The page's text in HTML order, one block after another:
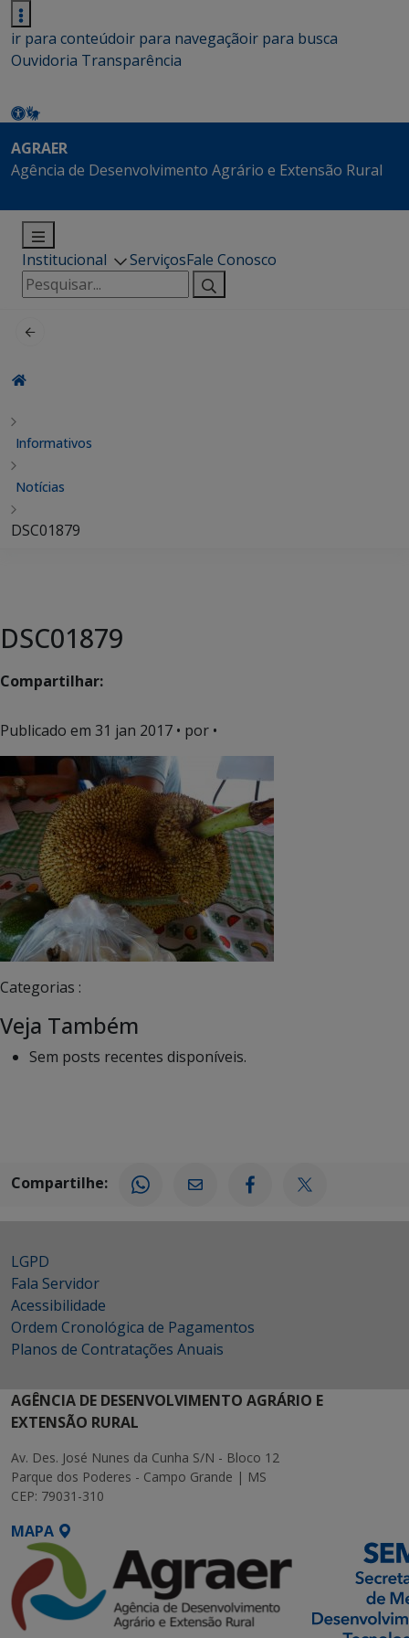
ir para conteúdoir para navegaçãoir para busca
Ouvidoria Transparência
AGRAER
Agência de Desenvolvimento Agrário e Extensão Rural
Institucional ServiçosFale Conosco
Pesquisar
por:
Informativos
Notícias
DSC01879
DSC01879
Compartilhar:
Publicado em 31 jan 2017 • por •
Categorias :
Veja Também
Sem posts recentes disponíveis.
Compartilhe:
LGPD
Fala Servidor
Acessibilidade
Ordem Cronológica de Pagamentos
Planos de Contratações Anuais
AGÊNCIA DE DESENVOLVIMENTO AGRÁRIO E
EXTENSÃO RURAL
Av. Des. José Nunes da Cunha S/N - Bloco 12
Parque dos Poderes - Campo Grande | MS
CEP: 79031-310
MAPA